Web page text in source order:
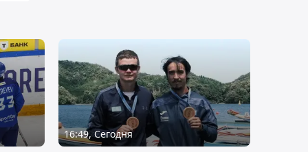
16:49, Сегодня